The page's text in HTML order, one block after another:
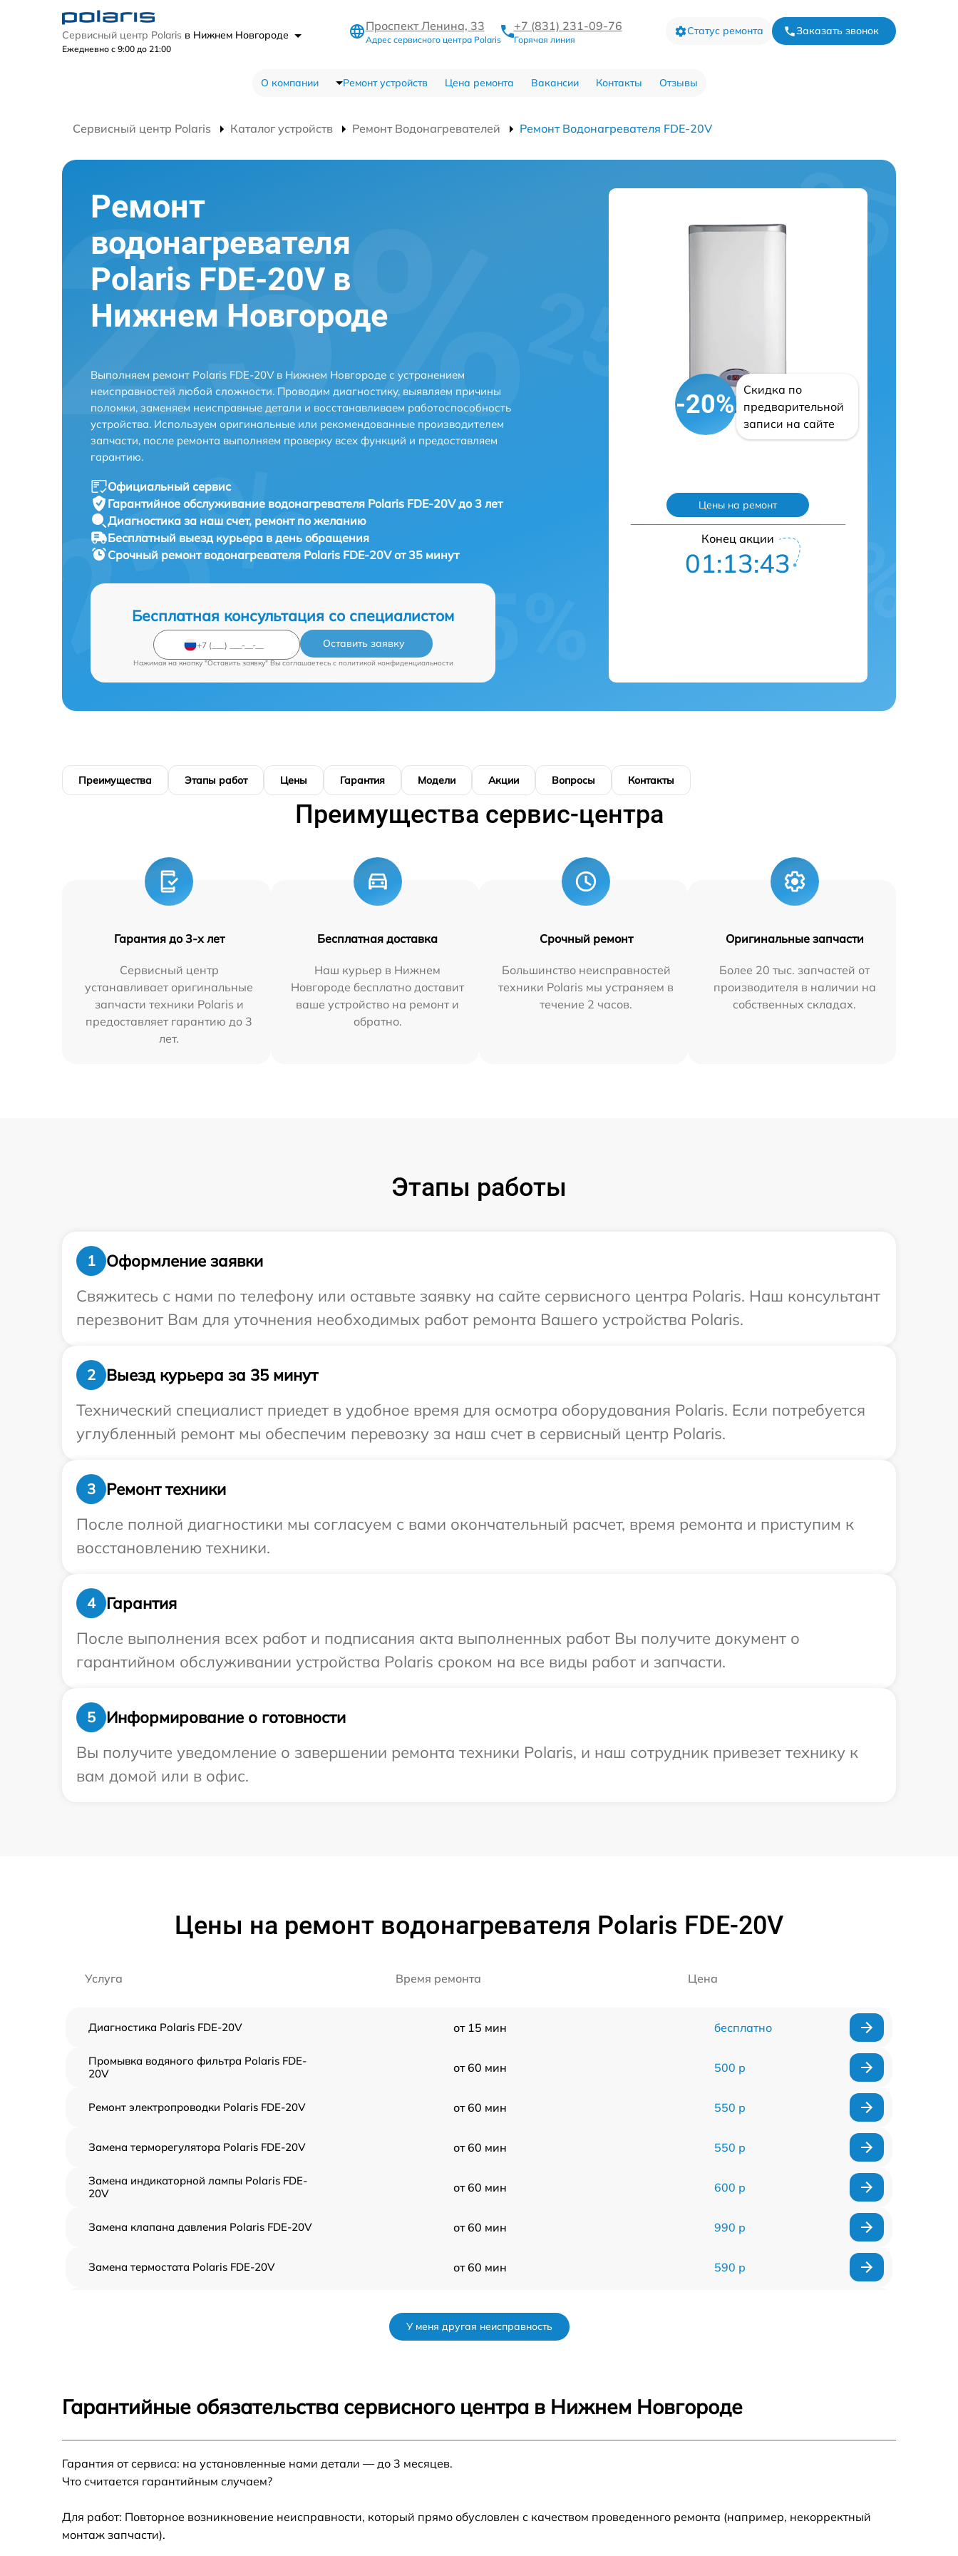
Сервисный центр Polaris в Нижнем Новгороде
Ежедневно с 9:00 до 21:00
Проспект Ленина, 33
Адрес сервисного центра Polaris
+7 (831) 231-09-76
Горячая линия
Статус ремонта Заказать звонок
О компании Ремонт устройств Цена ремонта Вакансии Контакты Отзывы
Сервисный центр Polaris Каталог устройств Ремонт Водонагревателей Ремонт Водонагревателя FDE-20V
Ремонт
водонагревателя
Polaris FDE-20V в
Нижнем Новгороде
Выполняем ремонт Polaris FDE-20V в Нижнем Новгороде с устранением
неисправностей любой сложности. Проводим диагностику, выявляем причины
поломки, заменяем неисправные детали и восстанавливаем работоспособность
устройства. Используем оригинальные или рекомендованные производителем
запчасти, после ремонта выполняем проверку всех функций и предоставляем
гарантию.
Официальный сервис
Гарантийное обслуживание водонагревателя Polaris FDE-20V до 3 лет
Диагностика за наш счет, ремонт по желанию
Бесплатный выезд курьера в день обращения
Срочный ремонт водонагревателя Polaris FDE-20V от 35 минут
Бесплатная консультация со специалистом
Оставить заявку
Нажимая на кнопку "Оставить заявку" Вы соглашаетесь c политикой конфиденциальности
-20%
Скидка по
предварительной
записи на сайте
Цены на ремонт
Конец акции
01:13:42
Преимущества Этапы работ Цены Гарантия Модели Акции Вопросы Контакты
Преимущества сервис-центра
Гарантия до 3-х лет
Сервисный центр
устанавливает оригинальные
запчасти техники Polaris и
предоставляет гарантию до 3
лет.
Бесплатная доставка
Наш курьер в Нижнем
Новгороде бесплатно доставит
ваше устройство на ремонт и
обратно.
Срочный ремонт
Большинство неисправностей
техники Polaris мы устраняем в
течение 2 часов.
Оригинальные запчасти
Более 20 тыс. запчастей от
производителя в наличии на
собственных складах.
Этапы работы
1
Оформление заявки
Свяжитесь с нами по телефону или оставьте заявку на сайте сервисного центра Polaris. Наш консультант
перезвонит Вам для уточнения необходимых работ ремонта Вашего устройства Polaris.
2
Выезд курьера за 35 минут
Технический специалист приедет в удобное время для осмотра оборудования Polaris. Если потребуется
углубленный ремонт мы обеспечим перевозку за наш счет в сервисный центр Polaris.
3
Ремонт техники
После полной диагностики мы согласуем с вами окончательный расчет, время ремонта и приступим к
восстановлению техники.
4
Гарантия
После выполнения всех работ и подписания акта выполненных работ Вы получите документ о
гарантийном обслуживании устройства Polaris сроком на все виды работ и запчасти.
5
Информирование о готовности
Вы получите уведомление о завершении ремонта техники Polaris, и наш сотрудник привезет технику к
вам домой или в офис.
Цены на ремонт водонагревателя Polaris FDE-20V
Услуга Время ремонта Цена
Диагностика Polaris FDE-20V от 15 мин бесплатно
Промывка водяного фильтра Polaris FDE-
20V
от 60 мин 500 р
Ремонт электропроводки Polaris FDE-20V от 60 мин 550 р
Замена терморегулятора Polaris FDE-20V от 60 мин 550 р
Замена индикаторной лампы Polaris FDE-
20V
от 60 мин 600 р
Замена клапана давления Polaris FDE-20V от 60 мин 990 р
Замена термостата Polaris FDE-20V от 60 мин 590 р
Замена прокладки Polaris FDE-20V
Замена труб поступления воды Polaris FDE-
У меня другая неисправность
Гарантийные обязательства сервисного центра в Нижнем Новгороде
Гарантия от сервиса: на установленные нами детали — до 3 месяцев.
Что считается гарантийным случаем?
Для работ: Повторное возникновение неисправности, который прямо обусловлен с качеством проведенного ремонта (например, некорректный
монтаж запчасти).